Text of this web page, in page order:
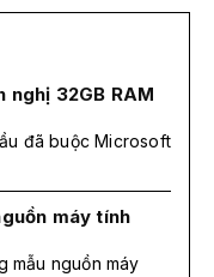
32GB RAM
đã buộc Microsoft
máy tính
mẫu nguồn máy